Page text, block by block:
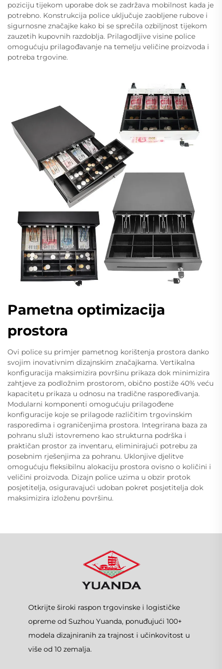
poziciju tijekom uporabe dok se zadržava mobilnost kada je
potrebno. Konstrukcija police uključuje zaobljene rubove i
sigurnosne značajke kako bi se sprečila ozbiljnost tijekom
zauzetih kupovnih razdoblja. Prilagodljive visine police
omogućuju prilagođavanje na temelju veličine proizvoda i
potreba trgovine.
Pametna optimizacija
prostora
Ovi police su primjer pametnog korištenja prostora danko
svojim inovativnim dizajnskim značajkama. Vertikalna
konfiguracija maksimizira površinu prikaza dok minimizira
zahtjeve za podložnim prostorom, obično postiže 40% veću
kapacitetu prikaza u odnosu na tradične raspoređivanja.
Modularni komponenti omogućuju prilagođene
konfiguracije koje se prilagode različitim trgovinskim
rasporedima i ograničenjima prostora. Integrirana baza za
pohranu služi istovremeno kao strukturna podrška i
praktičan prostor za inventaru, eliminirajući potrebu za
posebnim rješenjima za pohranu. Uklonjive djelitve
omogućuju fleksibilnu alokaciju prostora ovisno o količini i
veličini proizvoda. Dizajn police uzima u obzir protok
posjetitelja, osiguravajući udoban pokret posjetitelja dok
maksimizira izloženu površinu.
Otkrijte široki raspon trgovinske i logističke
opreme od Suzhou Yuanda, ponuđujući 100+
modela dizajniranih za trajnost i učinkovitost u
više od 10 zemalja.